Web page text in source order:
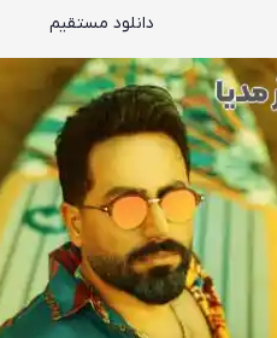
دانلود مستقیم